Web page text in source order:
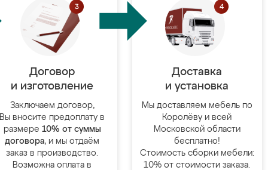
Договор
и изготовление
Заключаем договор,
Вы вносите предоплату в
размере 10% от суммы
договора, и мы отдаём
заказ в производство.
Возможна оплата в
Доставка
и установка
Мы доставляем мебель по
Королёву и всей
Московской области
бесплатно!
Стоимость сборки мебели:
10% от стоимости заказа.